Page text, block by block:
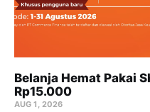
Belanja Hemat Pakai
Rp15.000
AUG 1, 2026